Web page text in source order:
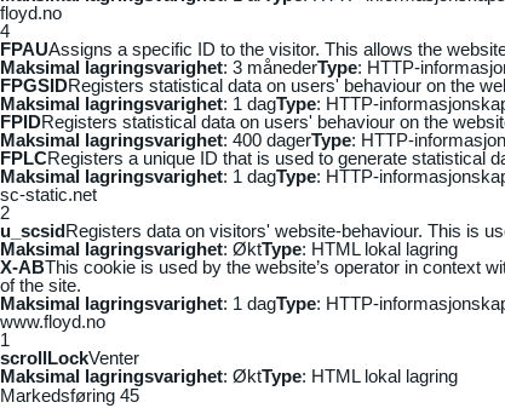
floyd.no
4
FPAUAssigns a specific ID to the visitor. This allows the
Maksimal lagringsvarighet: 3 månederType: HTTP-
FPGSIDRegisters statistical data on users' behaviour on the
Maksimal lagringsvarighet: 1 dagType: HTTP-
FPIDRegisters statistical data on users' behaviour on the
Maksimal lagringsvarighet: 400 dagerType: HTTP-
FPLCRegisters a unique ID that is used to generate statistical
Maksimal lagringsvarighet: 1 dagType: HTTP-
sc-static.net
2
u_scsidRegisters data on visitors' website-behaviour. This is
Maksimal lagringsvarighet: ØktType: HTML lokal lagring
X-ABThis cookie is used by the website’s operator in context
of the site.
Maksimal lagringsvarighet: 1 dagType: HTTP-
www.floyd.no
1
scrollLockVenter
Maksimal lagringsvarighet: ØktType: HTML lokal lagring
Markedsføring 45